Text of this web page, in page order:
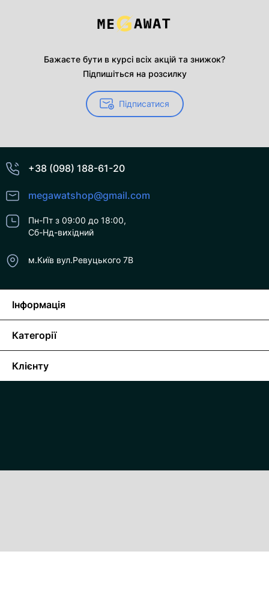
Бажаєте бути в курсі всіх акцій та знижок?
Підпишіться на розсилку
Підписатися
+38 (098) 188-61-20
megawatshop@gmail.com
Пн-Пт з 09:00 до 18:00,
Сб-Нд-вихідний
м.Київ вул.Ревуцького 7В
Інформація
Категорії
Клієнту